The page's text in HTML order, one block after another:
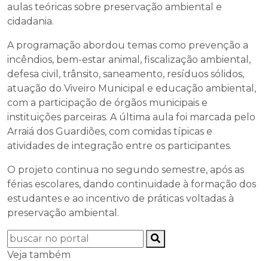
aulas teóricas sobre preservação ambiental e
cidadania.
A programação abordou temas como prevenção a
incêndios, bem-estar animal, fiscalização ambiental,
defesa civil, trânsito, saneamento, resíduos sólidos,
atuação do Viveiro Municipal e educação ambiental,
com a participação de órgãos municipais e
instituições parceiras. A última aula foi marcada pelo
Arraiá dos Guardiões, com comidas típicas e
atividades de integração entre os participantes.
O projeto continua no segundo semestre, após as
férias escolares, dando continuidade à formação dos
estudantes e ao incentivo de práticas voltadas à
preservação ambiental.
Veja também